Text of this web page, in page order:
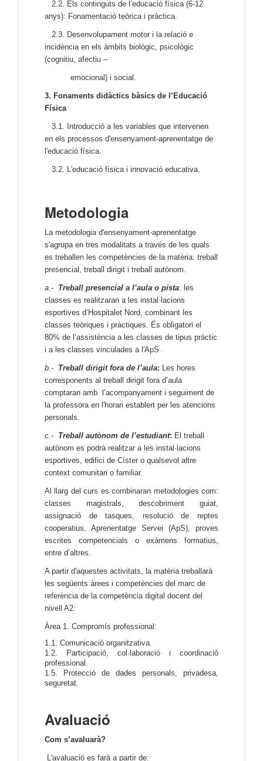
2.2. Els continguts de l’educació física (6-12
anys): Fonamentació teòrica i pràctica.
2.3. Desenvolupament motor i la relació e
incidència en els àmbits biològic, psicològic
(cognitiu, afectiu –
emocional) i social.
3. Fonaments didàctics bàsics de l’Educació
Física
3.1. Introducció a les variables que intervenen
en els processos d'ensenyament-aprenentatge de
l'educació física.
3.2. L'educació física i innovació educativa.
Metodologia
La metodologia d'ensenyament-aprenentatge
s'agrupa en tres modalitats a través de les quals
es treballen les competències de la matèria: treball
presencial, treball dirigit i treball autònom.
a.- Treball presencial a l’aula o pista: les
classes es realitzaran a les instal·lacions
esportives d’Hospitalet Nord, combinant les
classes teòriques i pràctiques. És obligatori el
80% de l’assistència a les classes de tipus pràctic
i a les classes vinculades a l'ApS.
b.- Treball dirigit fora de l’aula: Les hores
corresponents al treball dirigit fora d’aula
comptaran amb l’acompanyament i seguiment de
la professora en l'horari establert per les atencions
personals.
c.- Treball autònom de l’estudiant: El treball
autònom es podrà realitzar a les instal·lacions
esportives, edifici de Císter o qualsevol altre
context comunitari o familiar.
Al llarg del curs es combinaran metodologies com:
classes magistrals, descobriment guiat,
assignació de tasques, resolució de reptes
cooperatius, Aprenentatge Servei (ApS), proves
escrites competencials o exàmens formatius,
entre d’altres.
A partir d'aquestes activitats, la matèria treballarà
les següents àrees i competències del marc de
referència de la competència digital docent del
nivell A2:
Àrea 1. Compromís professional:
1.1. Comunicació organitzativa.
1.2. Participació, col·laboració i coordinació
professional.
1.5. Protecció de dades personals, privadesa,
seguretat.
Avaluació
Com s’avaluarà?
L'avaluació es farà a partir de: